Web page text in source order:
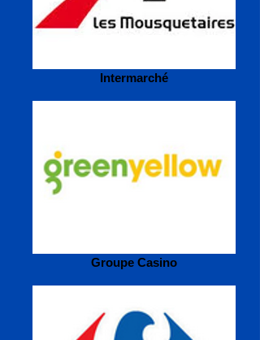
Intermarché
Groupe Casino